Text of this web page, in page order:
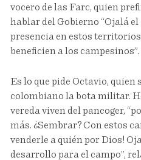
vocero de las Farc, quien
hablar del Gobierno “Ojalá
presencia en estos
beneficien a los campesinos”.
Es lo que pide Octavio, quien
colombiano la bota militar.
vereda viven del pancoger,
más. ¿Sembrar? Con estos
venderle a quién por Dios!
desarrollo para el campo”,